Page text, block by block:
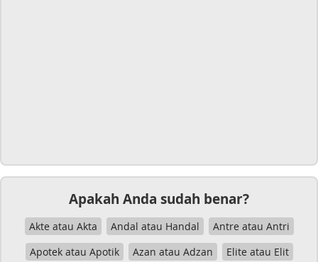
Apakah Anda sudah benar?
Akte atau Akta Andal atau Handal
Antre atau Antri
Apotek atau Apotik
Azan atau Adzan
Elite atau Elit